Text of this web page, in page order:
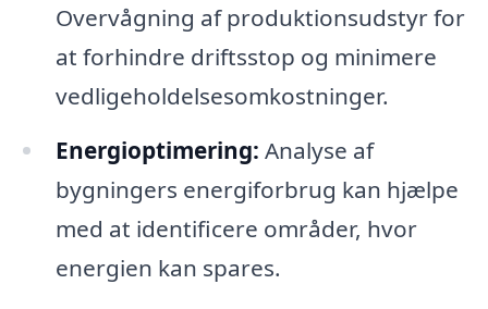
Overvågning af produktionsudstyr for
at forhindre driftsstop og minimere
vedligeholdelsesomkostninger.
Energioptimering: Analyse af
bygningers energiforbrug kan hjælpe
med at identificere områder, hvor
energien kan spares.